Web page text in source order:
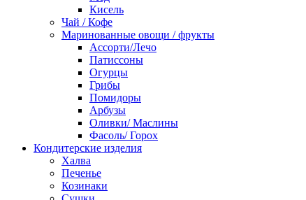
Кисель
Чай / Кофе
Маринованные овощи / фрукты
Ассорти/Лечо
Патиссоны
Огурцы
Грибы
Помидоры
Арбузы
Оливки/ Маслины
Фасоль/ Горох
Кондитерские изделия
Халва
Печенье
Козинаки